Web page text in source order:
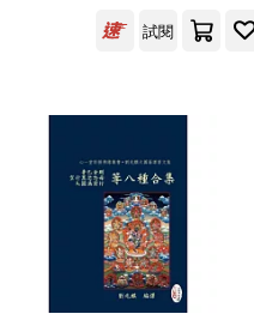
凱洛琳．密思(2)
劉思源(2)
劉燁(2)
人民交通出版社(5)
北京體育大學出版社(5)
試閱